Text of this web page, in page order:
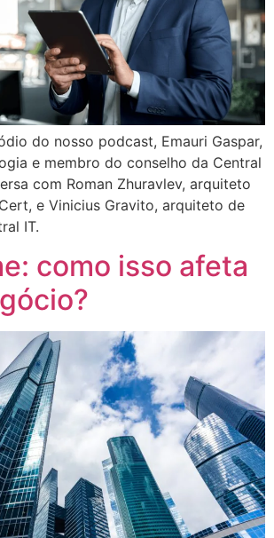
do nosso podcast, Emauri Gaspar,
e membro do conselho da Central
com Roman Zhuravlev, arquiteto
e Vinicius Gravito, arquiteto de
IT.
como isso afeta